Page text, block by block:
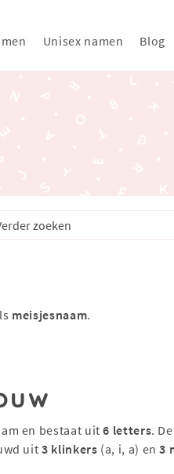
Unisex namen Blog
meisjesnaam.
en bestaat uit6 letters.
uit3 klinkers (a, i, a) en3